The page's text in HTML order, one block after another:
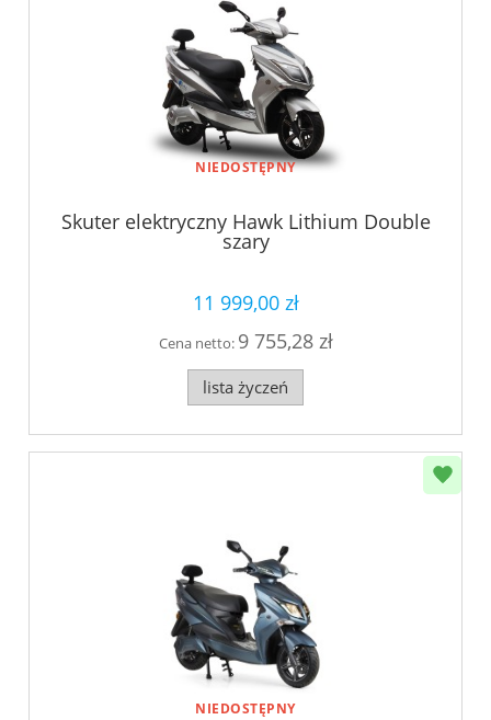
NIEDOSTĘPNY
Skuter elektryczny Hawk Lithium Double
szary
11 999,00 zł
Cena netto: 9 755,28 zł
lista życzeń
NIEDOSTĘPNY